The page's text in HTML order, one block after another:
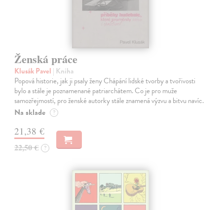
Ženská práce
Klusák Pavel | Kniha
Popová historie, jak ji psaly ženy Chápání lidské tvorby a tvořivosti
bylo a stále je poznamenané patriarchátem. Co je pro muže
samozřejmostí, pro ženské autorky stále znamená výzvu a bitvu navíc.
Na sklade ?
21,38 €
22,50 € ?